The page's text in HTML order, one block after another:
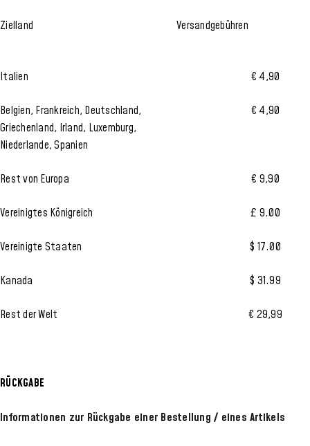
Zielland Versandgebühren
Italien € 4,90
Belgien, Frankreich, Deutschland,
Griechenland, Irland, Luxemburg,
Niederlande, Spanien
€ 4,90
Rest von Europa € 9,90
Vereinigtes Königreich £ 9.00
Vereinigte Staaten $ 17.00
Kanada $ 31.99
Rest der Welt € 29,99
RÜCKGABE
Informationen zur Rückgabe einer Bestellung / eines Artikels